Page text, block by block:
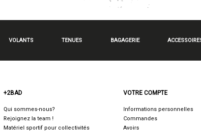
VOLANTS TENUES BAGAGERIE
+2BAD
Qui sommes-nous?
Rejoignez la team !
Matériel sportif pour collectivités
VOTRE COMPTE
Informations personnelles
Commandes
Avoirs